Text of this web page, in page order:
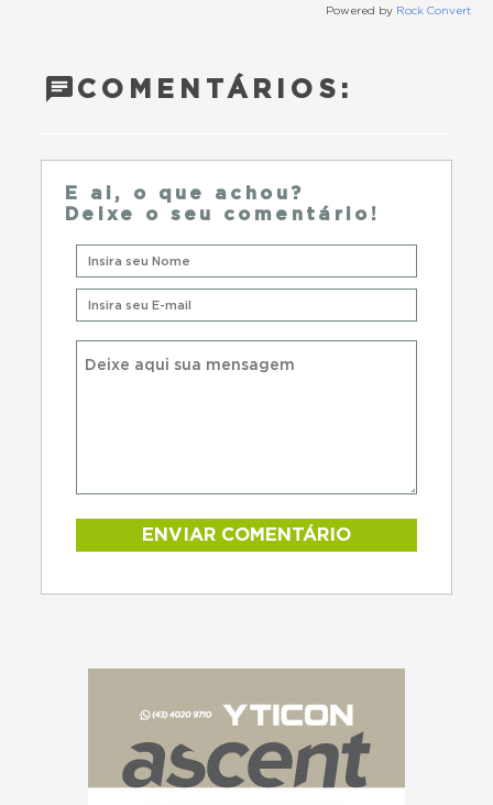
Powered by Rock Convert
COMENTÁRIOS:
E ai, o que achou?
Deixe o seu comentário!